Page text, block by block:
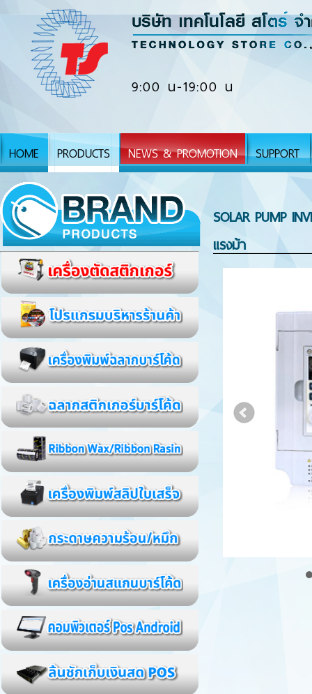
9:00 น-19:00 น
HOME PRODUCTS NEWS & PROMOTION SUPPORT
SOLAR PUMP
แรงม้า